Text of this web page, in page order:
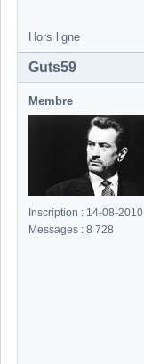
Hors ligne
Guts59
Membre
Inscription : 14-08-2010
Messages : 8 728